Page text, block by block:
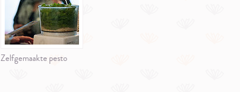
Zelfgemaakte pesto